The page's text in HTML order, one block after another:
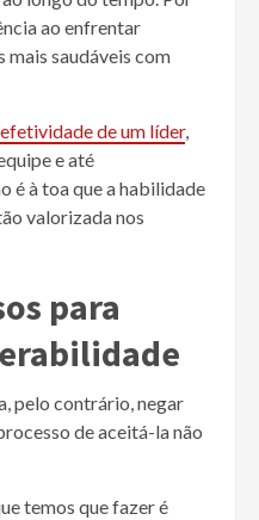
ao enfrentar
saudáveis com
efetividade de um líder,
e até
é à toa que a habilidade
valorizada nos
para
pelo contrário, negar
de aceitá-la não
temos que fazer é